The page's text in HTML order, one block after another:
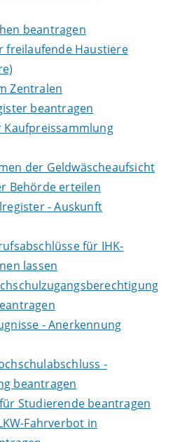
beantragen
freilaufende Haustiere
Zentralen
beantragen
Kaufpreissammlung
der Geldwäscheaufsicht
Behörde erteilen
- Auskunft
für IHK-
lassen
- Anerkennung
-
beantragen
Studierende beantragen
Fahrverbot in